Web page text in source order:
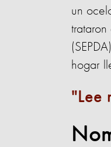
un
hogar
Lee